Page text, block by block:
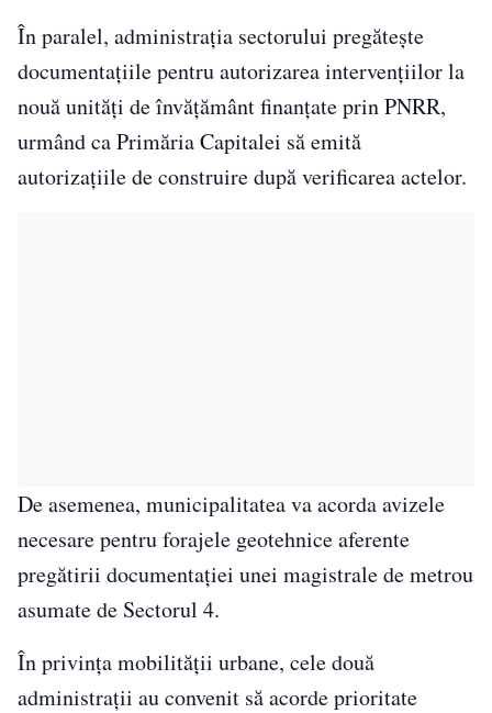
În paralel, administrația sectorului pregătește
documentațiile pentru autorizarea intervențiilor la
nouă unități de învățământ finanțate prin PNRR,
urmând ca Primăria Capitalei să emită
autorizațiile de construire după verificarea actelor.
De asemenea, municipalitatea va acorda avizele
necesare pentru forajele geotehnice aferente
pregătirii documentației unei magistrale de metrou
asumate de Sectorul 4.
În privința mobilității urbane, cele două
administrații au convenit să acorde prioritate